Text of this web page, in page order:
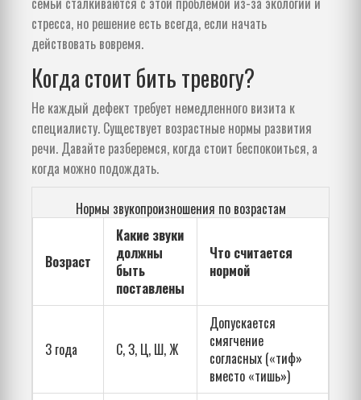
стресса, но решение есть всегда, если начать
действовать вовремя.
Когда стоит бить тревогу?
Не каждый дефект требует немедленного визита к
специалисту. Существует возрастные нормы развития
речи. Давайте разберемся, когда стоит беспокоиться, а
когда можно подождать.
Нормы звукопроизношения по возрастам
Возраст
Какие звуки
должны
быть
поставлены
Что считается
нормой
3 года С, З, Ц, Ш, Ж
Допускается
смягчение
согласных («тиф»
вместо «тишь»)